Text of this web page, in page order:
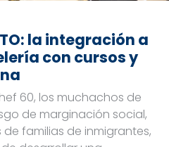
la integración a
con cursos y
60, los muchachos de
de marginación social,
familias de inmigrantes,